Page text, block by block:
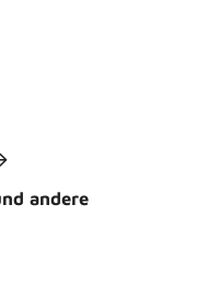
andere